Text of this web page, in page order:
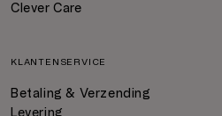
Clever Care
KLANTENSERVICE
Betaling & Verzending
Levering